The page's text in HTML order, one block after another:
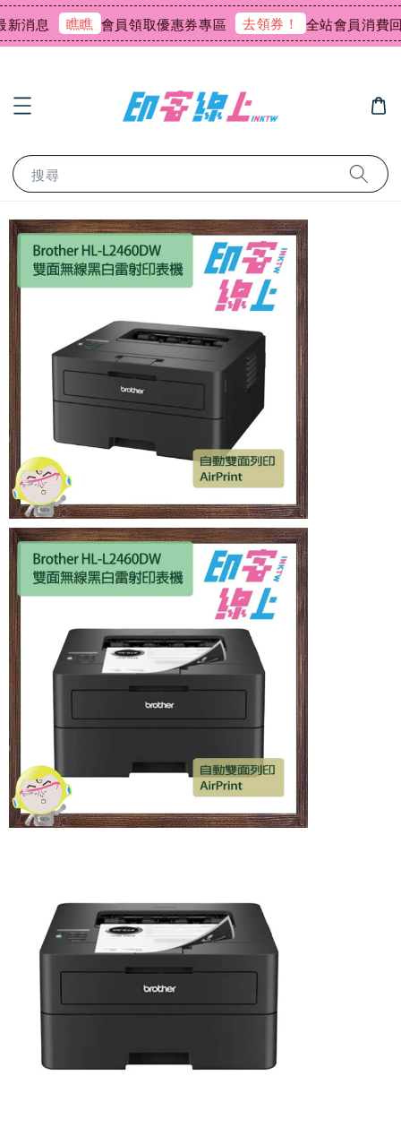
息 瞧瞧 會員領取優惠券專區 去領券！ 全站會員消費回饋
搜尋